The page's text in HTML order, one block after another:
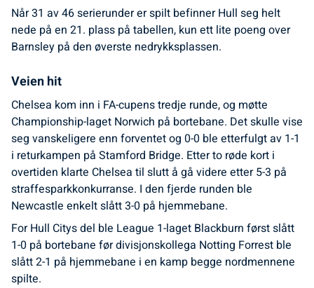
Når 31 av 46 serierunder er spilt befinner Hull seg helt
nede på en 21. plass på tabellen, kun ett lite poeng over
Barnsley på den øverste nedrykksplassen.
Veien hit
Chelsea kom inn i FA-cupens tredje runde, og møtte
Championship-laget Norwich på bortebane. Det skulle vise
seg vanskeligere enn forventet og 0-0 ble etterfulgt av 1-1
i returkampen på Stamford Bridge. Etter to røde kort i
overtiden klarte Chelsea til slutt å gå videre etter 5-3 på
straffesparkkonkurranse. I den fjerde runden ble
Newcastle enkelt slått 3-0 på hjemmebane.
For Hull Citys del ble League 1-laget Blackburn først slått
1-0 på bortebane før divisjonskollega Notting Forrest ble
slått 2-1 på hjemmebane i en kamp begge nordmennene
spilte.